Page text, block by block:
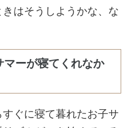
はそうしようかな、な
ーが寝てくれなか
ぐに寝て暮れたお子サ